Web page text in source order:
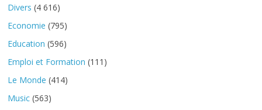
Divers (4 616)
Economie (795)
Education (596)
Emploi et Formation (111)
Le Monde (414)
Music (563)